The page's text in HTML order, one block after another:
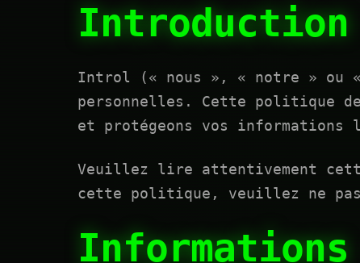
Introduction
Introl (« nous », « notre » ou «
personnelles. Cette politique
et protégeons vos
Veuillez lire attentivement
cette politique, veuillez ne